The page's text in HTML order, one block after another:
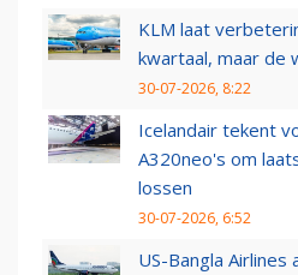
KLM laat
kwartaal, maar de
30-07-2026, 8:22
Icelandair tekent
A320neo's om
lossen
30-07-2026, 6:52
US-Bangla Airlines